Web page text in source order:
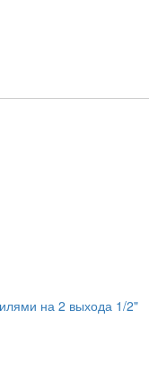
на 2 выхода 1/2"